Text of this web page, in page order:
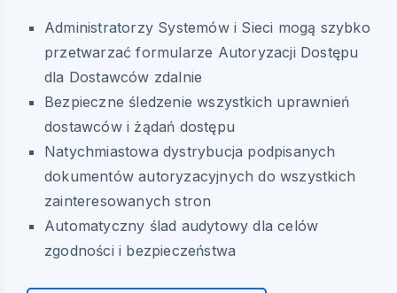
Administratorzy Systemów i Sieci mogą szybko
przetwarzać formularze Autoryzacji Dostępu
dla Dostawców zdalnie
Bezpieczne śledzenie wszystkich uprawnień
dostawców i żądań dostępu
Natychmiastowa dystrybucja podpisanych
dokumentów autoryzacyjnych do wszystkich
zainteresowanych stron
Automatyczny ślad audytowy dla celów
zgodności i bezpieczeństwa